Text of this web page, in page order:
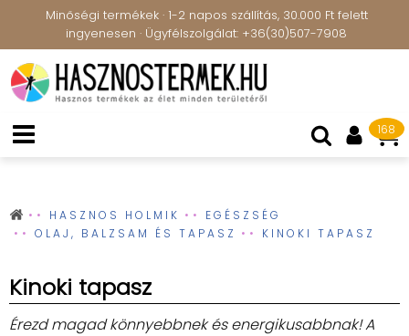
Minőségi termékek · 1-2 napos szállítás, 30.000 Ft felett
ingyenesen · Ügyfélszolgálat: +36(30)507-7908
168
HASZNOS HOLMIK
EGÉSZSÉG
OLAJ, BALZSAM ÉS TAPASZ
KINOKI TAPASZ
Kinoki tapasz
Érezd magad könnyebbnek és energikusabbnak! A